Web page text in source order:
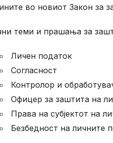
во новиот Закон за
теми и прашања за
Личен податок
Согласност
Контролор и
Офицер за заштита на
Права на субјектот на
Безбедност на личните